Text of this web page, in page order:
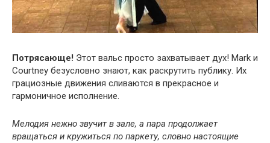
Потрясающе! Этот вальс просто захватывает дух! Mark и
Courtney безусловно знают, как раскрутить публику. Их
грациозные движения сливаются в прекрасное и
гармоничное исполнение.
Мелодия нежно звучит в зале, а пара продолжает
вращаться и кружиться по паркету, словно настоящие